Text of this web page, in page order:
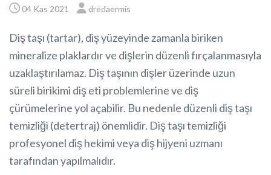
04 Kas 2021 dredaermis
Diş taşı (tartar), diş yüzeyinde zamanla biriken
mineralize plaklardır ve dişlerin düzenli fırçalanmasıyla
uzaklaştırılamaz. Diş taşının dişler üzerinde uzun
süreli birikimi diş eti problemlerine ve diş
çürümelerine yol açabilir. Bu nedenle düzenli diş taşı
temizliği (detertraj) önemlidir. Diş taşı temizliği
profesyonel diş hekimi veya diş hijyeni uzmanı
tarafından yapılmalıdır.